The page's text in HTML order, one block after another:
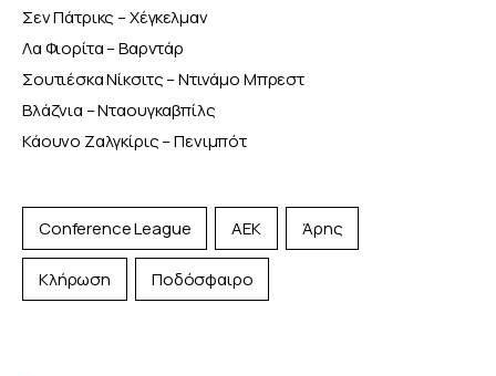
Σεν Πάτρικς – Χέγκελμαν
Λα Φιορίτα – Βαρντάρ
Σουτιέσκα Νίκσιτς – Ντινάμο Μπρεστ
Βλάζνια – Νταουγκαβπίλς
Κάουνο Ζαλγκίρις – Πενιμπότ
Conference League ΑΕΚ Άρης
Κλήρωση Ποδόσφαιρο